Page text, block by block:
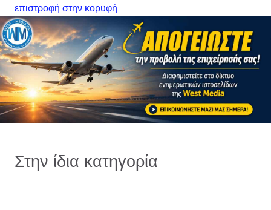
επιστροφή στην κορυφή
Στην ίδια κατηγορία